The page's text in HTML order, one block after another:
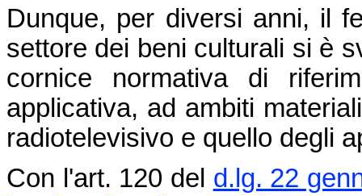
Dunque, per diversi anni, il
settore dei beni culturali si è
cornice normativa di
applicativa, ad ambiti
radiotelevisivo e quello degli
Con l'art. 120 del d.lg. 22